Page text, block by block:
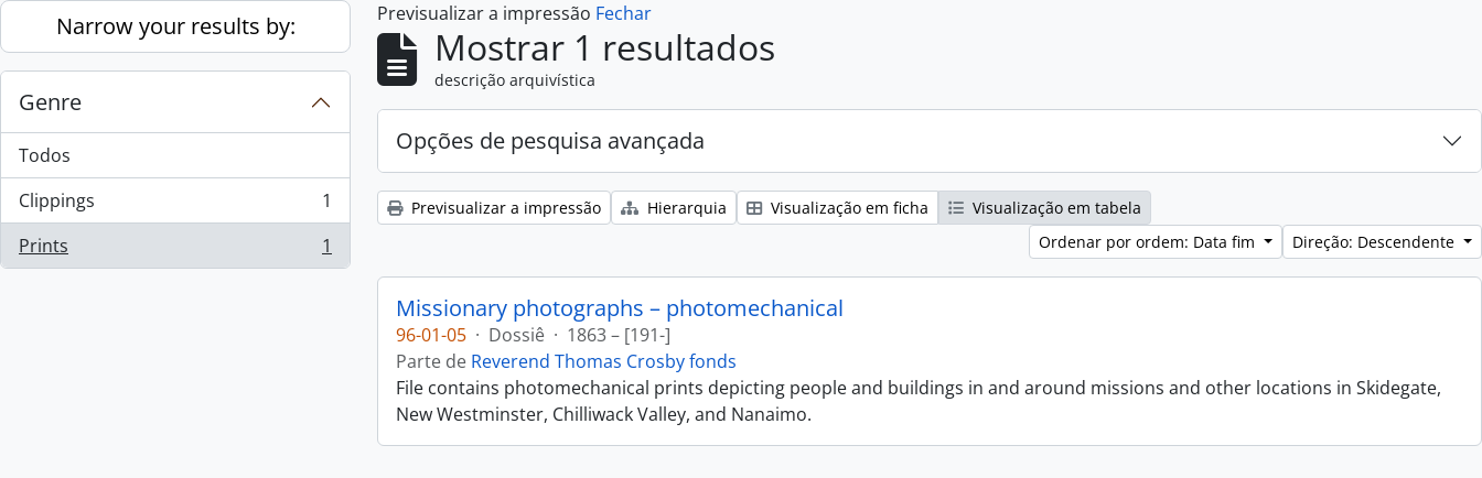
Skip to main content
Narrow your results by:
Genre
Todos
Clippings
, 1 resultados
1
Prints
, 1 resultados 1
Previsualizar a impressão Fechar
Mostrar 1 resultados
descrição arquivística
Opções de pesquisa avançada
Previsualizar a impressão Hierarquia Visualização em ficha
Visualização em tabela
Ordenar por ordem: Data fim
Direção: Descendente
Missionary photographs – photomechanical
96-01-05 · Dossiê · 1863 – [191-]
Parte de Reverend Thomas Crosby fonds
File contains photomechanical prints depicting people and buildings in and around missions and other locations in Skidegate,
New Westminster, Chilliwack Valley, and Nanaimo.